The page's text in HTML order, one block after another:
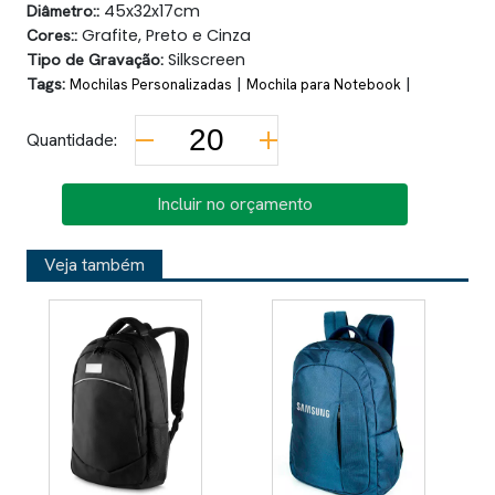
Diâmetro:: 45x32x17cm
Cores:: Grafite, Preto e Cinza
Tipo de Gravação: Silkscreen
Tags: Mochilas Personalizadas | Mochila para Notebook |
Quantidade:
Incluir no orçamento
Veja também